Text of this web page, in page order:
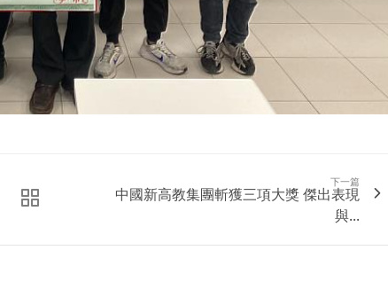
下一篇
中國新高教集團斬獲三項大獎 傑出表現
與...